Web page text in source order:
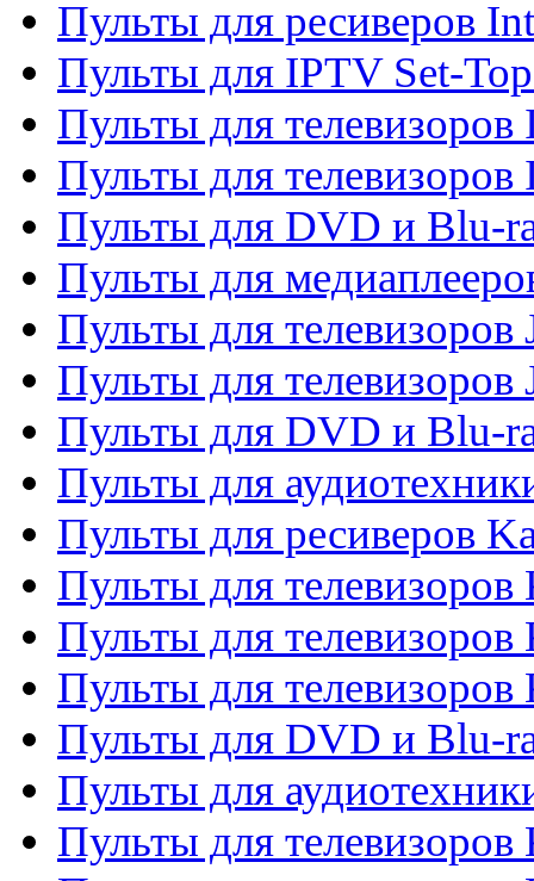
Пульты для ресиверов
Пульты для IPTV Set-
Пульты для телевизоров
Пульты для телевизоров
Пульты для DVD и Blu-
Пульты для
Пульты для телевизоров
Пульты для телевизоров
Пульты для DVD и Blu-
Пульты для
Пульты для ресиверов
Пульты для телевизоров
Пульты для телевизоров
Пульты для телевизоров
Пульты для DVD и Blu-
Пульты для
Пульты для